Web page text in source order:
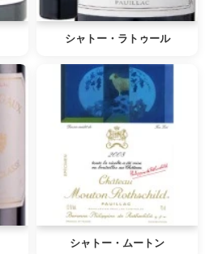
シャトー・ラトゥール
シャトー・ムートン